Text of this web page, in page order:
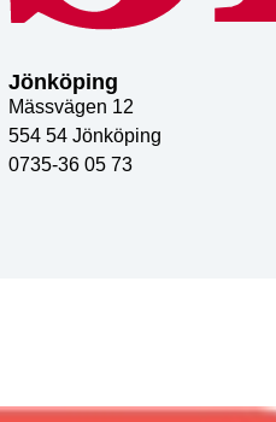
Jönköping
Mässvägen 12
554 54 Jönköping
0735-36 05 73